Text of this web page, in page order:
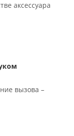
аксессуара
вызова –